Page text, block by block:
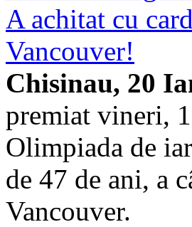
A achitat cu
Vancouver!
Chisinau, 20
premiat vineri,
Olimpiada de
de 47 de ani, a
Vancouver.